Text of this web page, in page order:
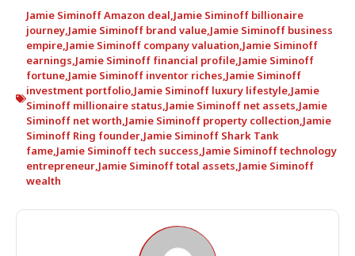
Jamie Siminoff Amazon deal,Jamie Siminoff billionaire
journey,Jamie Siminoff brand value,Jamie Siminoff business
empire,Jamie Siminoff company valuation,Jamie Siminoff
earnings,Jamie Siminoff financial profile,Jamie Siminoff
fortune,Jamie Siminoff inventor riches,Jamie Siminoff
investment portfolio,Jamie Siminoff luxury lifestyle,Jamie
Siminoff millionaire status,Jamie Siminoff net assets,Jamie
Siminoff net worth,Jamie Siminoff property collection,Jamie
Siminoff Ring founder,Jamie Siminoff Shark Tank
fame,Jamie Siminoff tech success,Jamie Siminoff technology
entrepreneur,Jamie Siminoff total assets,Jamie Siminoff
wealth